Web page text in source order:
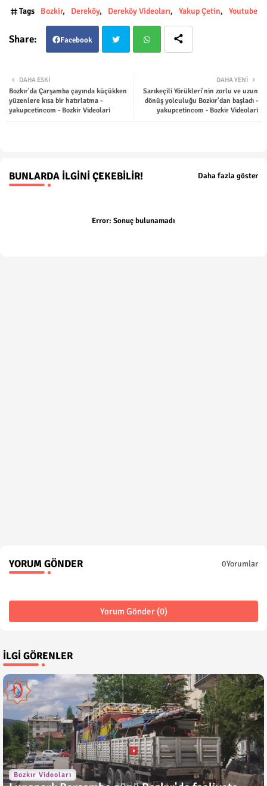
Tags Bozkir Dereköy Dereköy Videoları Yakup Çetin Youtube
Facebook
ter tsap
DAHA YENI
Sarıkeçili Yörükleri'nin zorlu ve uzun
dönüş yolculuğu Bozkır'dan başladı -
yakupcetincom - Bozkir Videolari
DAHA ESKI
Bozkır'da Çarşamba çayında küçükken
yüzenlere kısa bir hatırlatma -
yakupcetincom - Bozkir Videolari
BUNLARDA İLGINI ÇEKEBILIR! Daha fazla göster
Error: Sonuç bulunamadı
YORUM GÖNDER 0Yorumlar
Yorum Gönder (0)
İLGI GÖRENLER
Bozkır Videoları